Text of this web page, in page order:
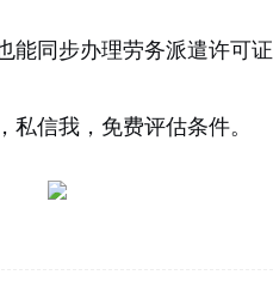
能同步办理劳务派遣许可证
信我，免费评估条件。